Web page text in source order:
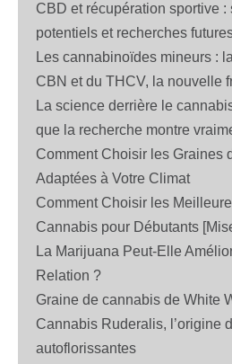
CBD et récupération sportive
potentiels et recherches
Les cannabinoïdes mineurs :
CBN et du THCV, la nouvelle
La science derrière le
que la recherche montre
Comment Choisir les Graines
Adaptées à Votre Climat
Comment Choisir les
Cannabis pour Débutants
La Marijuana Peut-Elle
Relation ?
Graine de cannabis de White
Cannabis Ruderalis, l’origine
autoflorissantes